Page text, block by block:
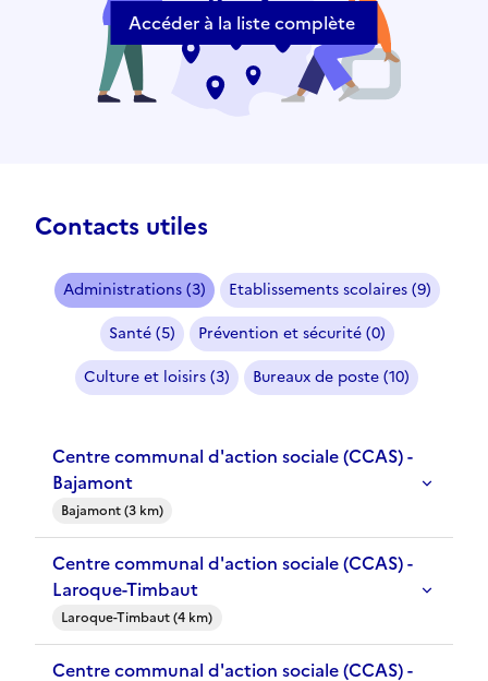
Accéder à la liste complète
Contacts utiles
Administrations (3)
Etablissements scolaires (9)
Santé (5)
Prévention et sécurité (0)
Culture et loisirs (3)
Bureaux de poste (10)
Centre communal d'action sociale (CCAS) -
Bajamont
Bajamont (3 km)
Centre communal d'action sociale (CCAS) -
Laroque-Timbaut
Laroque-Timbaut (4 km)
Centre communal d'action sociale (CCAS) -